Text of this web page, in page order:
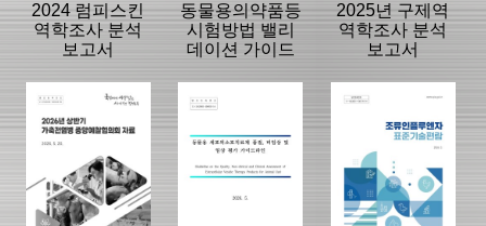
2024 럼피스킨
역학조사 분석
보고서
동물용의약품등
시험방법 밸리
데이션 가이드
2025년 구제역
역학조사 분석
보고서